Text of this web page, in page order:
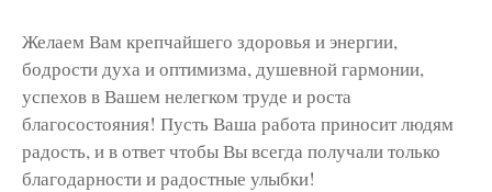
Желаем Вам крепчайшего здоровья и энергии,
бодрости духа и оптимизма, душевной гармонии,
успехов в Вашем нелегком труде и роста
благосостояния! Пусть Ваша работа приносит людям
радость, и в ответ чтобы Вы всегда получали только
благодарности и радостные улыбки!